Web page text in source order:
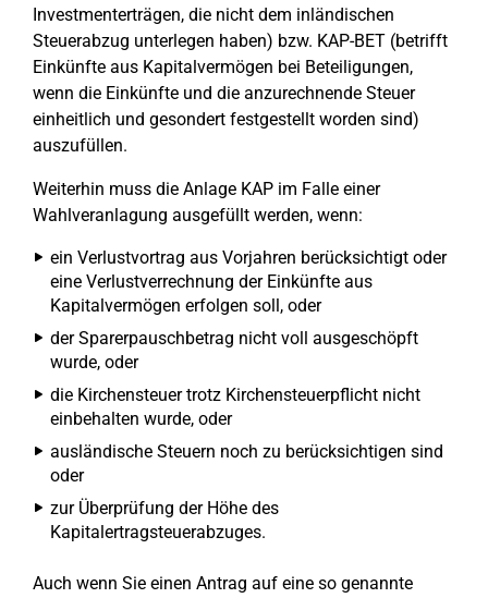
Investmenterträgen, die nicht dem inländischen
Steuerabzug unterlegen haben) bzw. KAP-BET (betrifft
Einkünfte aus Kapitalvermögen bei Beteiligungen,
wenn die Einkünfte und die anzurechnende Steuer
einheitlich und gesondert festgestellt worden sind)
auszufüllen.
Weiterhin muss die Anlage KAP im Falle einer
Wahlveranlagung ausgefüllt werden, wenn:
ein Verlustvortrag aus Vorjahren berücksichtigt oder
eine Verlustverrechnung der Einkünfte aus
Kapitalvermögen erfolgen soll, oder
der Sparerpauschbetrag nicht voll ausgeschöpft
wurde, oder
die Kirchensteuer trotz Kirchensteuerpflicht nicht
einbehalten wurde, oder
ausländische Steuern noch zu berücksichtigen sind
oder
zur Überprüfung der Höhe des
Kapitalertragsteuerabzuges.
Auch wenn Sie einen Antrag auf eine so genannte